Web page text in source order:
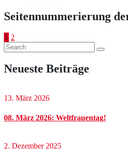
Seitennummerierung
1 2
Neueste Beiträge
13. März 2026
08. März 2026: Weltfrauentag!
2. Dezember 2025